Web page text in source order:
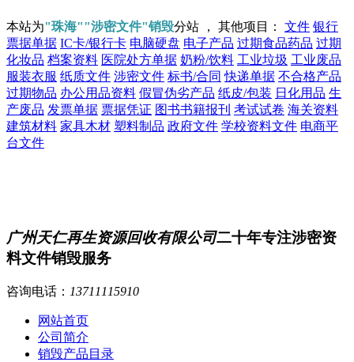
本站为"珠海""涉密文件"销毁分站 ， 其他项目： 文件 银行
票据单据 IC卡/银行卡 电脑硬盘 电子产品 过期食品药品 过期
化妆品 档案资料 医院处方单据 奶粉/饮料 工业垃圾 工业废品
服装衣服 纸质文件 涉密文件 标书/合同 快递单据 不合格产品
过期物品 办公用品资料 假冒伪劣产品 纸皮/包装 日化用品 生
产废品 发票单据 票据凭证 图书书籍报刊 考试试卷 海关资料
建筑材料 家具木材 塑料制品 政府文件 学校资料文件 电商平
台文件
广州天仁再生资源回收有限公司二十年专注涉密资
料文件销毁服务
咨询电话： 13711115910
网站首页
公司简介
销毁产品目录